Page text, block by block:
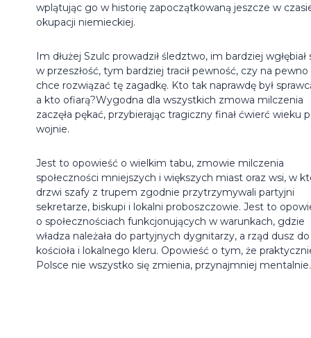
wplątując go w historię zapoczątkowaną jeszcze w
okupacji niemieckiej.
Im dłużej Szulc prowadził śledztwo, im bardziej wgłębiał
w przeszłość, tym bardziej tracił pewność, czy na pewno
chce rozwiązać tę zagadkę. Kto tak naprawdę był
a kto ofiarą?Wygodna dla wszystkich zmowa milczenia
zaczęła pękać, przybierając tragiczny finał ćwierć wieku
wojnie.
Jest to opowieść o wielkim tabu, zmowie milczenia
społeczności mniejszych i większych miast oraz wsi, w
drzwi szafy z trupem zgodnie przytrzymywali partyjni
sekretarze, biskupi i lokalni proboszczowie. Jest to
o społecznościach funkcjonujących w warunkach, gdzie
władza należała do partyjnych dygnitarzy, a rząd dusz do
kościoła i lokalnego kleru. Opowieść o tym, że
Polsce nie wszystko się zmienia, przynajmniej mentalnie.